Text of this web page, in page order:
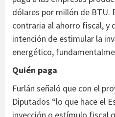
dólares por millón de BTU.
contraria al ahorro fiscal, y
intención de estimular la
energético,
Quién paga
Furlán señaló que con el
Diputados “lo que hace el